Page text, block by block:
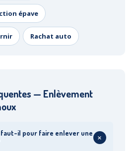
épave
Rachat auto
— Enlèvement
faut-il pour faire enlever une +